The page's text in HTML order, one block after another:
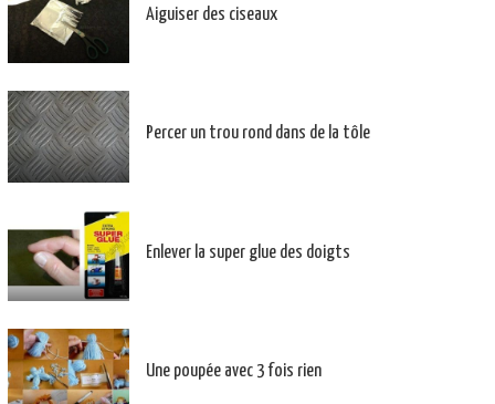
Aiguiser des ciseaux
Percer un trou rond dans de la tôle
Enlever la super glue des doigts
Une poupée avec 3 fois rien